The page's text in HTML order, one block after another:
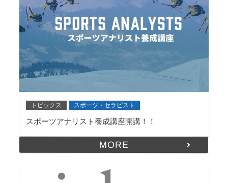
トピックス スポーツ・セラピスト
スポーツアナリスト養成講座開講！！
MORE